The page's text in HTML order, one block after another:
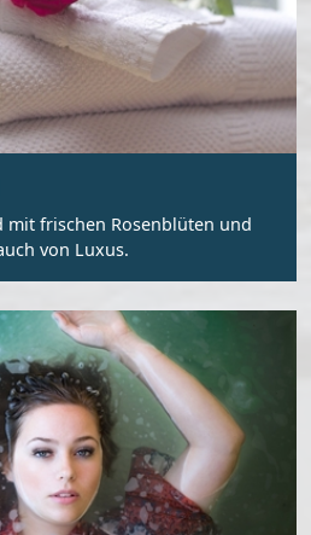
mit frischen Rosenblüten und
von Luxus.